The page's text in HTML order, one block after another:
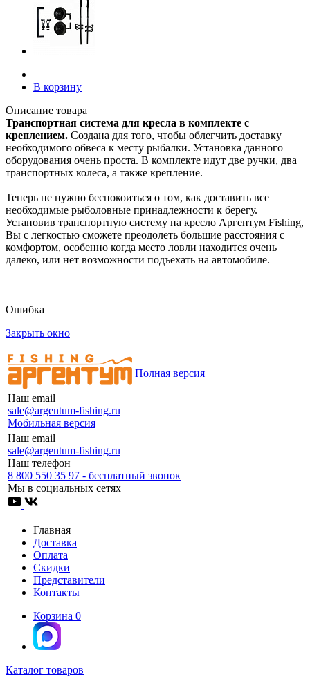
В корзину
Описание товара
Транспортная система для кресла в комплекте с
креплением. Создана для того, чтобы облегчить доставку
необходимого обвеса к месту рыбалки. Установка данного
оборудования очень проста. В комплекте идут две ручки, два
транспортных колеса, а также крепление.
Теперь не нужно беспокоиться о том, как доставить все
необходимые рыболовные принадлежности к берегу.
Установив транспортную систему на кресло Аргентум Fishing,
Вы с легкостью сможете преодолеть большие расстояния с
комфортом, особенно когда место ловли находится очень
далеко, или нет возможности подъехать на автомобиле.
Ошибка
Закрыть окно
Наш email
sale@argentum-fishing.ru
Мобильная версия
Полная версия
Наш email
sale@argentum-fishing.ru
Наш телефон
8 800 550 35 97 - бесплатный звонок
Мы в социальных сетях
Главная
Доставка
Оплата
Скидки
Представители
Контакты
Корзина 0
Каталог товаров